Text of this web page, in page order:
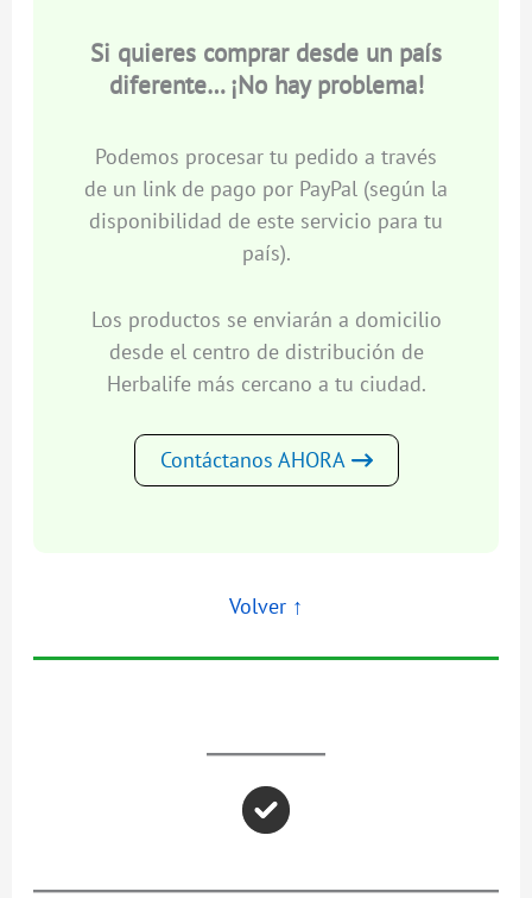
Si quieres comprar desde un país
diferente… ¡No hay problema!
Podemos procesar tu pedido a través
de un link de pago por PayPal (según la
disponibilidad de este servicio para tu
país).
Los productos se enviarán a domicilio
desde el centro de distribución de
Herbalife más cercano a tu ciudad.
Contáctanos AHORA
Volver ↑